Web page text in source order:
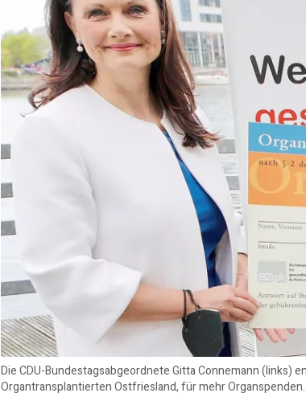
Die CDU-Bundestagsabgeordnete Gitta Connemann (links)
Organtransplantierten Ostfriesland, für mehr